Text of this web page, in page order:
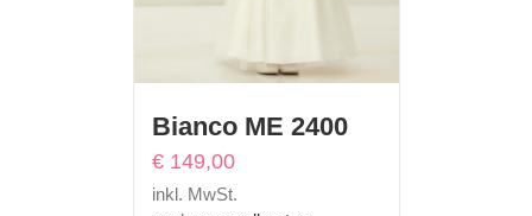
Bianco ME 2400
€149,00
inkl. MwSt.